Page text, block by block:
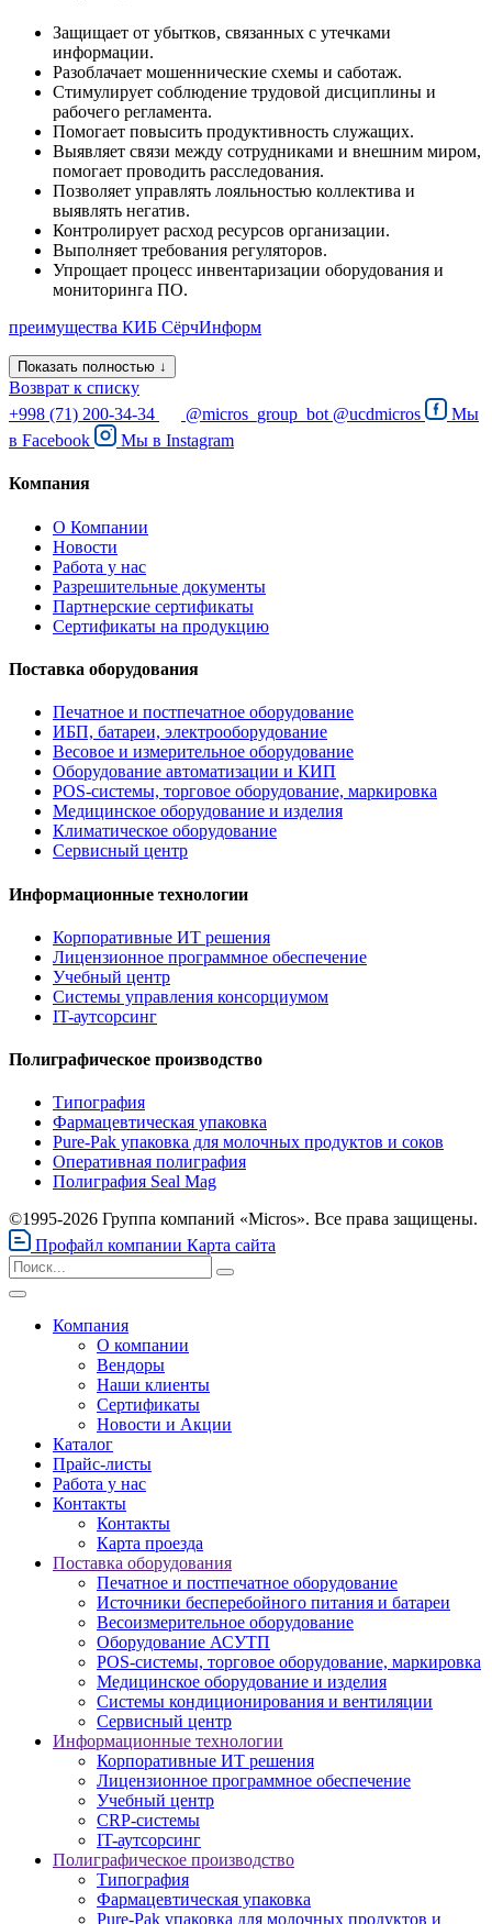
Защищает от убытков, связанных с утечками
информации.
Разоблачает мошеннические схемы и саботаж.
Стимулирует соблюдение трудовой дисциплины и
рабочего регламента.
Помогает повысить продуктивность служащих.
Выявляет связи между сотрудниками и внешним миром,
помогает проводить расследования.
Позволяет управлять лояльностью коллектива и
выявлять негатив.
Контролирует расход ресурсов организации.
Выполняет требования регуляторов.
Упрощает процесс инвентаризации оборудования и
мониторинга ПО.
преимущества КИБ СёрчИнформ
Показать полностью ↓
Возврат к списку
+998 (71) 200-34-34
@micros_group_bot @ucdmicros
Мы
в Facebook Мы в Instagram
Компания
О Компании
Новости
Работа у нас
Разрешительные документы
Партнерские сертификаты
Сертификаты на продукцию
Поставка оборудования
Печатное и постпечатное оборудование
ИБП, батареи, электрооборудование
Весовое и измерительное оборудование
Оборудование автоматизации и КИП
POS-системы, торговое оборудование, маркировка
Медицинское оборудование и изделия
Климатическое оборудование
Сервисный центр
Информационные технологии
Корпоративные ИТ решения
Лицензионное программное обеспечение
Учебный центр
Системы управления консорциумом
IT-аутсорсинг
Полиграфическое производство
Типография
Фармацевтическая упаковка
Pure-Pak упаковка для молочных продуктов и соков
Оперативная полиграфия
Полиграфия Seal Mag
©1995-2026 Группа компаний «Micros». Все права защищены.
Профайл компании Карта сайта
Компания
О компании
Вендоры
Наши клиенты
Сертификаты
Новости и Акции
Каталог
Прайс-листы
Работа у нас
Контакты
Контакты
Карта проезда
Поставка оборудования
Печатное и постпечатное оборудование
Источники бесперебойного питания и батареи
Весоизмерительное оборудование
Оборудование АСУТП
POS-системы, торговое оборудование, маркировка
Медицинское оборудование и изделия
Системы кондиционирования и вентиляции
Сервисный центр
Информационные технологии
Корпоративные ИТ решения
Лицензионное программное обеспечение
Учебный центр
CRP-системы
IT-аутсорсинг
Полиграфическое производство
Типография
Фармацевтическая упаковка
Pure-Pak упаковка для молочных продуктов и